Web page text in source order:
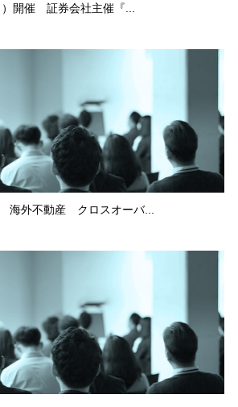
開催 証券会社主催『...
海外不動産 クロスオーバ...